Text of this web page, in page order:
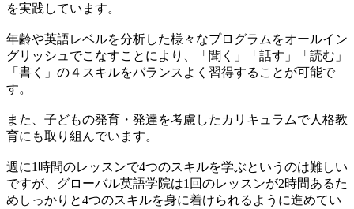
を実践しています。
年齢や英語レベルを分析した様々なプログラムをオールイン
グリッシュでこなすことにより、「聞く」「話す」「読む」
「書く」の４スキルをバランスよく習得することが可能で
す。
また、子どもの発育・発達を考慮したカリキュラムで人格教
育にも取り組んでいます。
週に1時間のレッスンで4つのスキルを学ぶというのは難しい
ですが、グローバル英語学院は1回のレッスンが2時間あるた
めしっかりと4つのスキルを身に着けられるように進めてい